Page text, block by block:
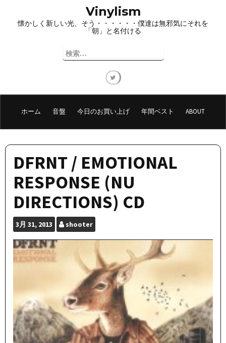
プ
Vinylism
懐かしく新しい光、そう・・・・・・僕達は無邪気にそれを
「朝」と名付ける
検
索:
ホーム 音盤 今日のお買い上げ 年間ベスト ABOUT
DFRNT / EMOTIONAL
RESPONSE (NU
DIRECTIONS) CD
3月 31, 2013 shooter